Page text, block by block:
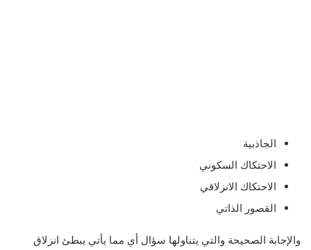
الجاذبية
الاحتكاك السكوني
الاحتكاك الانزلاقي
القصور الذاتي
والإجابة الصحيحة والتي يتناولها سؤال أي مما يأتي يبطئ انزلاق